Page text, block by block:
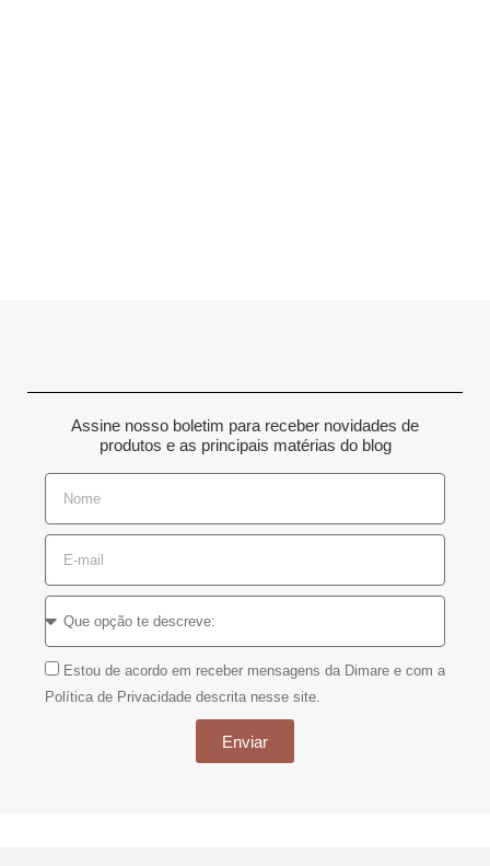
Assine nosso boletim para receber novidades de
produtos e as principais matérias do blog
Estou de acordo em receber mensagens da Dimare e com a
Política de Privacidade descrita nesse site.
Enviar